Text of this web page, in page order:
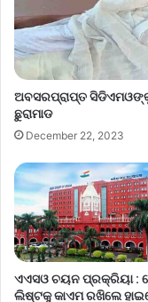
ଅବସରପ୍ରାପ୍ତ
ଛୁରାମାଡ
December 22, 2023
ଏଏସଓ ଚୟନ ପ୍ରକ୍ରିୟା :
ଲିଷ୍ଟକୁ କାଏମ ରଖିଲେ